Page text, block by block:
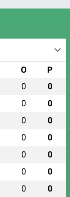
O P
0 0
0 0
0 0
0 0
0 0
0 0
0 0